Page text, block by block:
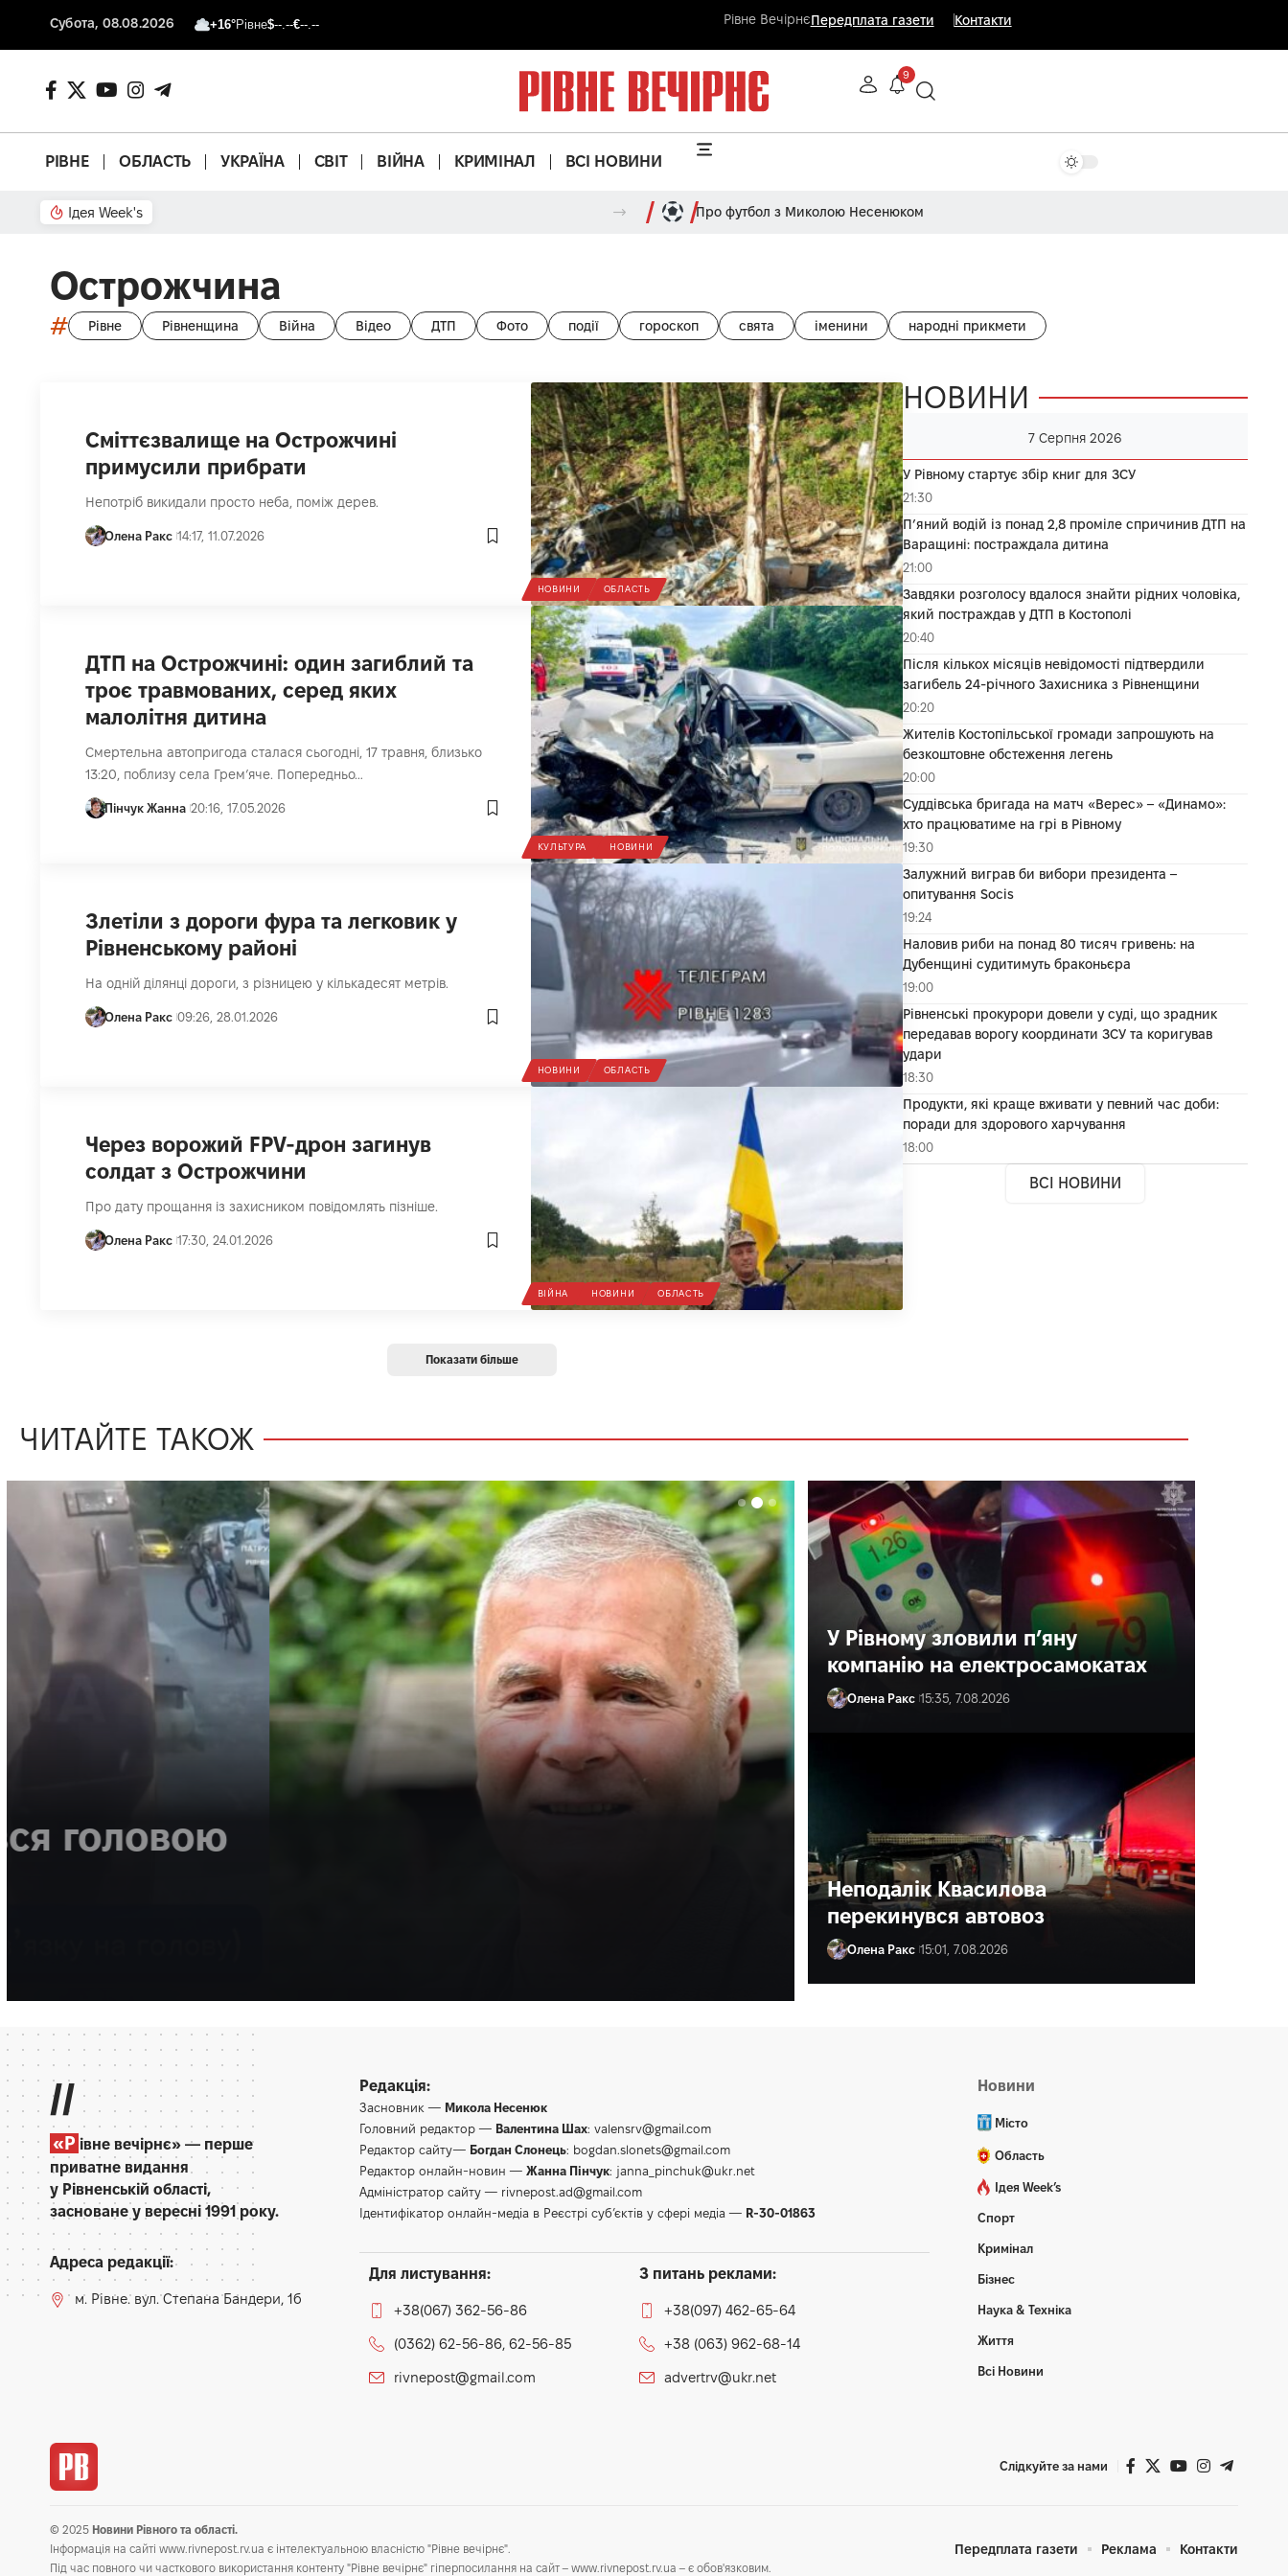
Субота, 08.08.2026 +16°Рівне$--.--€--.-- Рівне ВечірнєПередплата газети Контакти
9
РІВНЕ ОБЛАСТЬ УКРАЇНА СВІТ ВІЙНА КРИМІНАЛ ВСІ НОВИНИ
Ідея Week's Про футбол з Миколою Несенюком
Острожчина
# Рівне Рівненщина Війна Відео ДТП Фото події гороскоп свята іменини народні прикмети
НОВИНИ ОБЛАСТЬ
Сміттєзвалище на Острожчині
примусили прибрати
Непотріб викидали просто неба, поміж дерев.
Олена Ракс 14:17, 11.07.2026
КУЛЬТУРА НОВИНИ
ДТП на Острожчині: один загиблий та
троє травмованих, серед яких
малолітня дитина
Смертельна автопригода сталася сьогодні, 17 травня, близько
13:20, поблизу села Гремʼяче. Попередньо…
Пінчук Жанна 20:16, 17.05.2026
НОВИНИ ОБЛАСТЬ
Злетіли з дороги фура та легковик у
Рівненському районі
На одній ділянці дороги, з різницею у кількадесят метрів.
Олена Ракс 09:26, 28.01.2026
ВІЙНА НОВИНИ ОБЛАСТЬ
Через ворожий FPV-дрон загинув
солдат з Острожчини
Про дату прощання із захисником повідомлять пізніше.
Олена Ракс 17:30, 24.01.2026
Показати більше
НОВИНИ
7 Серпня 2026
У Рівному стартує збір книг для ЗСУ
21:30
П’яний водій із понад 2,8 проміле спричинив ДТП на
Варащині: постраждала дитина
21:00
Завдяки розголосу вдалося знайти рідних чоловіка,
який постраждав у ДТП в Костополі
20:40
Після кількох місяців невідомості підтвердили
загибель 24-річного Захисника з Рівненщини
20:20
Жителів Костопільської громади запрошують на
безкоштовне обстеження легень
20:00
Суддівська бригада на матч «Верес» – «Динамо»:
хто працюватиме на грі в Рівному
19:30
Залужний виграв би вибори президента –
опитування Socis
19:24
Наловив риби на понад 80 тисяч гривень: на
Дубенщині судитимуть браконьєра
19:00
Рівненські прокурори довели у суді, що зрадник
передавав ворогу координати ЗСУ та коригував
удари
18:30
Продукти, які краще вживати у певний час доби:
поради для здорового харчування
18:00
ВСІ НОВИНИ
ЧИТАЙТЕ ТАКОЖ
Зеленський нагородив лікаря з
У Рівному зловили п’яну
компанію на електросамокатах
Олена Ракс 15:35, 7.08.2026
Неподалік Квасилова
перекинувся автовоз
Олена Ракс 15:01, 7.08.2026
//
«Р івне вечірнє» — перше
приватне видання
у Рівненській області,
засноване у вересні 1991 року.
Адреса редакції:
м. Рівне. вул. Степана Бандери, 1б
Редакція:
Засновник — Микола Несенюк
Головний редактор — Валентина Шах: valensrv@gmail.com
Редактор сайту— Богдан Слонець: bogdan.slonets@gmail.com
Редактор онлайн-новин — Жанна Пінчук: janna_pinchuk@ukr.net
Адміністратор сайту — rivnepost.ad@gmail.com
Ідентифікатор онлайн-медіа в Реєстрі суб’єктів у сфері медіа — R-30-01863
Для листування:
+38(067) 362-56-86
(0362) 62-56-86, 62-56-85
rivnepost@gmail.com
З питань реклами:
+38(097) 462-65-64
+38 (063) 962-68-14
advertrv@ukr.net
Новини
Місто
Область
Ідея Week’s
Спорт
Кримінал
Бізнес
Наука & Техніка
Життя
Всі Новини
Слідкуйте за нами
© 2025 Новини Рівного та області.
Інформація на сайті www.rivnepost.rv.ua є інтелектуальною власністю "Рівне вечірнє".
Під час повного чи часткового використання контенту "Рівне вечірнє" гіперпосилання на сайт – www.rivnepost.rv.ua – є обов'язковим.
Передплата газети Реклама Контакти